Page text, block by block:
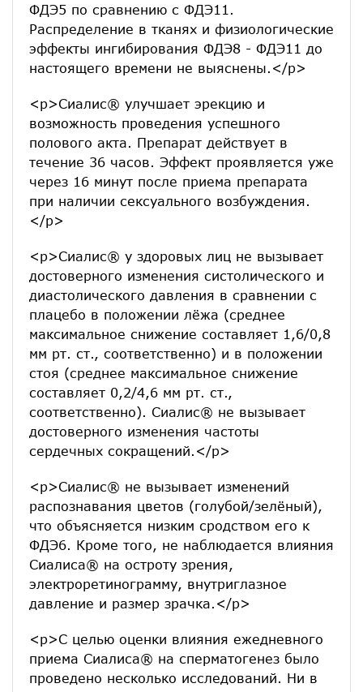
ФДЭ5 по сравнению с ФДЭ11.
Распределение в тканях и физиологические
эффекты ингибирования ФДЭ8 - ФДЭ11 до
настоящего времени не выяснены.</p>
<p>Сиалис® улучшает эрекцию и
возможность проведения успешного
полового акта. Препарат действует в
течение 36 часов. Эффект проявляется уже
через 16 минут после приема препарата
при наличии сексуального возбуждения.
</p>
<p>Сиалис® у здоровых лиц не вызывает
достоверного изменения систолического и
диастолического давления в сравнении с
плацебо в положении лёжа (среднее
максимальное снижение составляет 1,6/0,8
мм рт. ст., соответственно) и в положении
стоя (среднее максимальное снижение
составляет 0,2/4,6 мм рт. ст.,
соответственно). Сиалис® не вызывает
достоверного изменения частоты
сердечных сокращений.</p>
<p>Сиалис® не вызывает изменений
распознавания цветов (голубой/зелёный),
что объясняется низким сродством его к
ФДЭ6. Кроме того, не наблюдается влияния
Сиалиса® на остроту зрения,
электроретинограмму, внутриглазное
давление и размер зрачка.</p>
<p>С целью оценки влияния ежедневного
приема Сиалиса® на сперматогенез было
проведено несколько исследований. Ни в